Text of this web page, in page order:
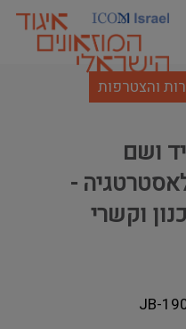
והצטרפות
ושם
-
וקשרי